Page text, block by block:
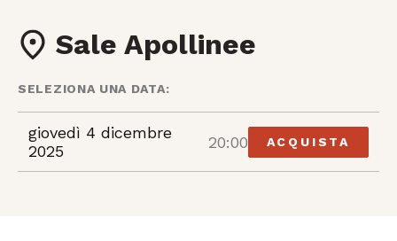
Sale Apollinee
SELEZIONA UNA DATA:
giovedì 4 dicembre
2025
20:00 ACQUISTA